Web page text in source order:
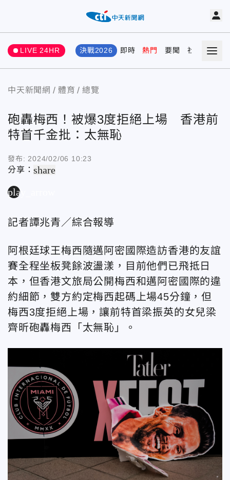
LIVE 24HR 決戰2026 即時 熱門 要聞 社會 娛樂
中天新聞網 體育 總覽
砲轟梅西！被爆3度拒絕上場 香港前
特首千金批：太無恥
發布: 2024/02/06 10:23
分享：share
play_arrow
記者譚兆青／綜合報導
阿根廷球王梅西隨邁阿密國際造訪香港的友誼
賽全程坐板凳餘波盪漾，目前他們已飛抵日
本，但香港文旅局公開梅西和邁阿密國際的違
約細節，雙方約定梅西起碼上場45分鐘，但
梅西3度拒絕上場，讓前特首梁振英的女兒梁
齊昕砲轟梅西「太無恥」。